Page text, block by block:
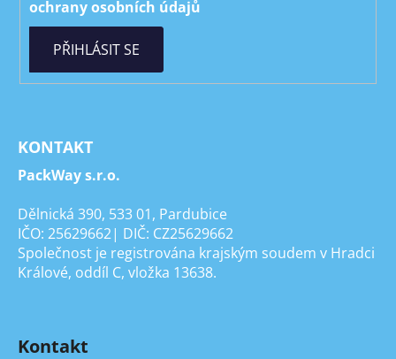
ochrany osobních údajů
PŘIHLÁSIT SE
KONTAKT
PackWay s.r.o.
Dělnická 390, 533 01, Pardubice
IČO: 25629662| DIČ: CZ25629662
Společnost je registrována krajským soudem v Hradci
Králové, oddíl C, vložka 13638.
Kontakt